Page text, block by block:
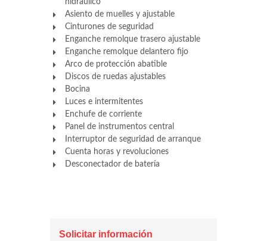
hidráulico
Asiento de muelles y ajustable
Cinturones de seguridad
Enganche remolque trasero ajustable
Enganche remolque delantero fijo
Arco de protección abatible
Discos de ruedas ajustables
Bocina
Luces e intermitentes
Enchufe de corriente
Panel de instrumentos central
Interruptor de seguridad de arranque
Cuenta horas y revoluciones
Desconectador de batería
Solicitar información